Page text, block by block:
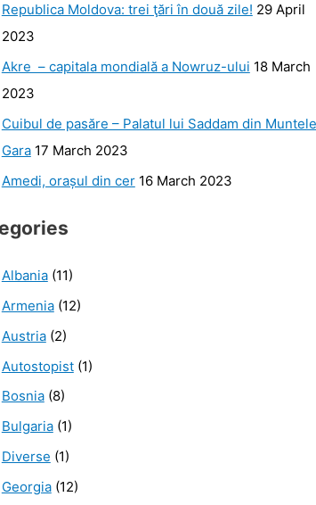
Republica Moldova: trei ţări în două zile! 29 April
2023
Akre – capitala mondială a Nowruz-ului 18 March
2023
Cuibul de pasăre – Palatul lui Saddam din Muntele
Gara 17 March 2023
Amedi, orașul din cer 16 March 2023
Albania(11)
Armenia(12)
Austria(2)
Autostopist(1)
Bosnia(8)
Bulgaria(1)
Diverse (1)
Georgia(12)